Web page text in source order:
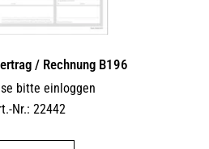
/ Rechnung B196
bitte einloggen
Nr.: 22442